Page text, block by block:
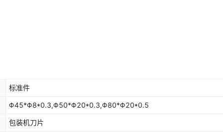
标准件
Φ45*Φ8*0.3,Φ50*Φ20*0.3,Φ80*Φ20*0.5
包装机刀片